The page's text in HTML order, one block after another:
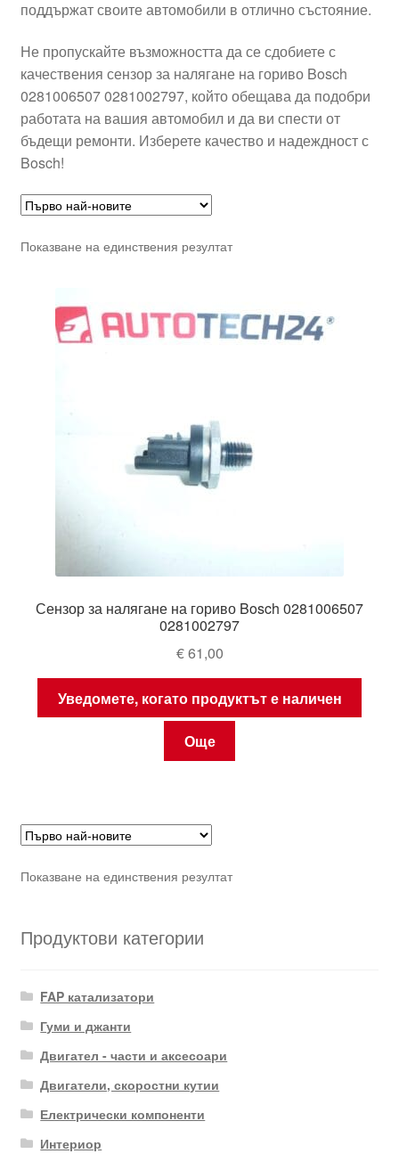
поддържат своите автомобили в отлично състояние.
Не пропускайте възможността да се сдобиете с
качествения сензор за налягане на гориво Bosch
0281006507 0281002797, който обещава да подобри
работата на вашия автомобил и да ви спести от
бъдещи ремонти. Изберете качество и надеждност с
Bosch!
Показване на единствения резултат
Сензор за налягане на гориво Bosch 0281006507
0281002797
€61,00
Уведомете, когато продуктът е наличен
Още
Показване на единствения резултат
Продуктови категории
FAP катализатори
Гуми и джанти
Двигател - части и аксесоари
Двигатели, скоростни кутии
Електрически компоненти
Интериор